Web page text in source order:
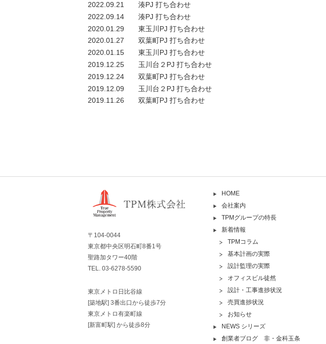
2022.09.21
湊PJ 打ち合わせ
2022.09.14
湊PJ 打ち合わせ
2020.01.29
東玉川PJ 打ち合わせ
2020.01.27
双葉町PJ 打ち合わせ
2020.01.15
東玉川PJ 打ち合わせ
2019.12.25
玉川台２PJ 打ち合わせ
2019.12.24
双葉町PJ 打ち合わせ
2019.12.09
玉川台２PJ 打ち合わせ
2019.11.26
双葉町PJ 打ち合わせ
〒104-0044
東京都中央区明石町8番1号
聖路加タワー40階
TEL. 03-6278-5590
東京メトロ日比谷線
[築地駅] 3番出口から徒歩7分
東京メトロ有楽町線
[新富町駅] から徒歩8分
HOME
会社案内
TPMグループの特長
新着情報
TPMコラム
基本計画の実際
設計監理の実際
オフィスビル徒然
設計・工事進捗状況
売買進捗状況
お知らせ
NEWS シリーズ
創業者ブログ 非・金科玉条